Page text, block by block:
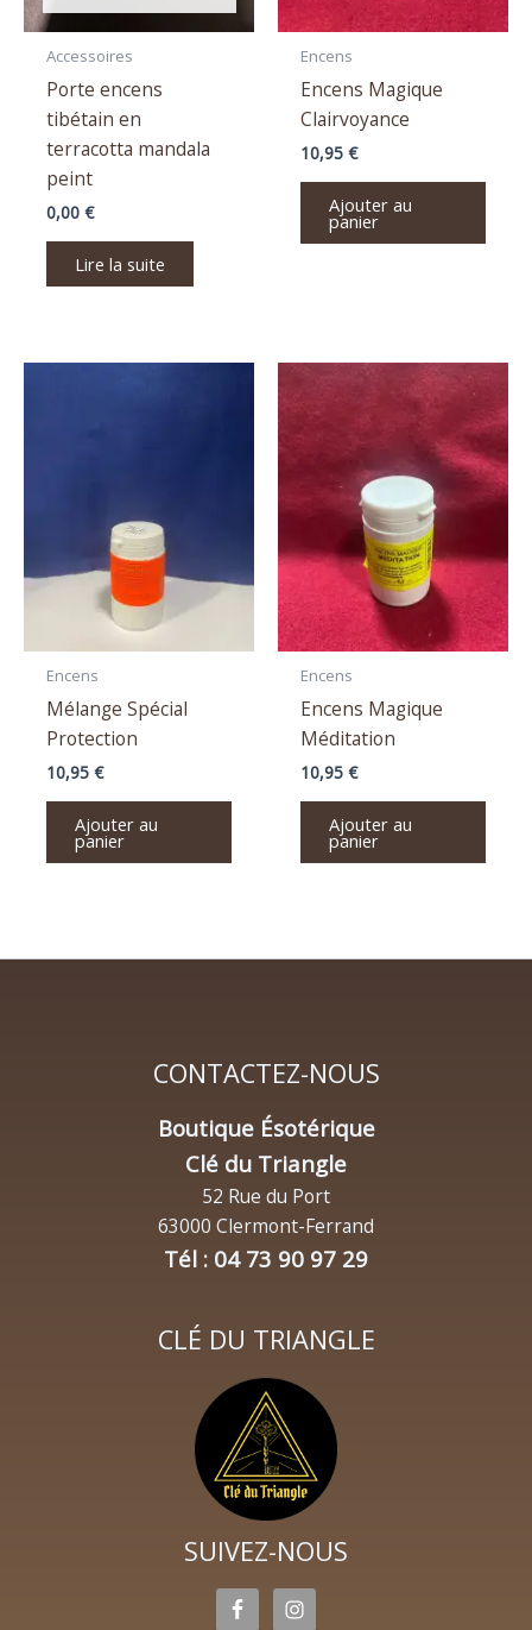
Accessoires
Porte encens
tibétain en
terracotta mandala
peint
0,00 €
Lire la suite
Encens
Encens Magique
Clairvoyance
10,95 €
Ajouter au
panier
Encens
Mélange Spécial
Protection
10,95 €
Ajouter au
panier
Encens
Encens Magique
Méditation
10,95 €
Ajouter au
panier
CONTACTEZ-NOUS
Boutique Ésotérique
Clé du Triangle
52 Rue du Port
63000 Clermont-Ferrand
Tél : 04 73 90 97 29
CLÉ DU TRIANGLE
SUIVEZ-NOUS